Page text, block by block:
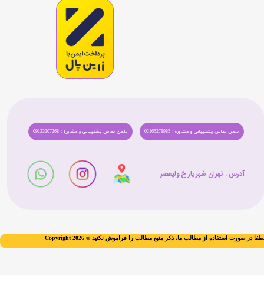
تلفن تماس پشتیبانی و مشاوره : 09123207268 تلفن تماس پشتیبانی و مشاوره : 02165278985
آدرس : تهران شهریار خ ولیعصر​​​​​​​